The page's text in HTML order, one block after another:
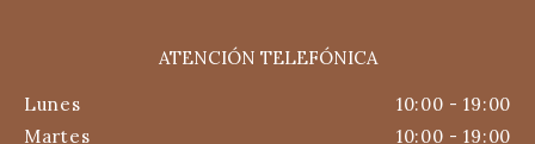
ATENCIÓN TELEFÓNICA
Lunes
10:00 - 19:00
Martes
10:00 - 19:00